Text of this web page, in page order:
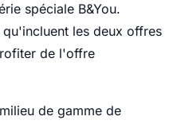
spéciale B&You.
les deux offres
de l'offre
de gamme de